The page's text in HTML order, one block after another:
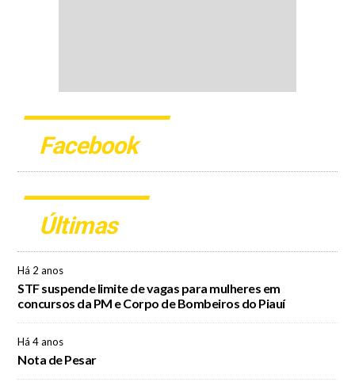
Facebook
Últimas
Há 2 anos
STF suspende limite de vagas para mulheres em
concursos da PM e Corpo de Bombeiros do Piauí
Há 4 anos
Nota de Pesar